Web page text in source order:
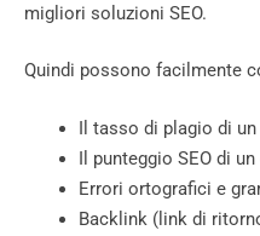
migliori soluzioni SEO.
Quindi possono facilmente
Il tasso di plagio di
Il punteggio SEO di
Errori ortografici e
Backlink (link di